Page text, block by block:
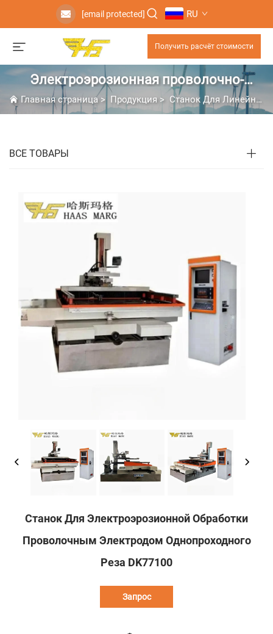
[email protected] RU
Получить расчёт стоимости
Электроэрозионная проволочно-
вырезная обработка за один проход
Главная страница> Продукция> Станок Для Линейно-Выдвижной Резки
ВСЕ ТОВАРЫ
Станок Для Электроэрозионной Обработки
Проволочным Электродом Однопроходного
Реза DK77100
Запрос